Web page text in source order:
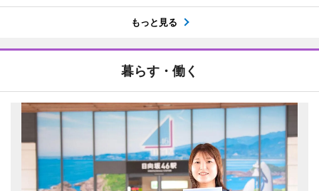
もっと見る
暮らす・働く